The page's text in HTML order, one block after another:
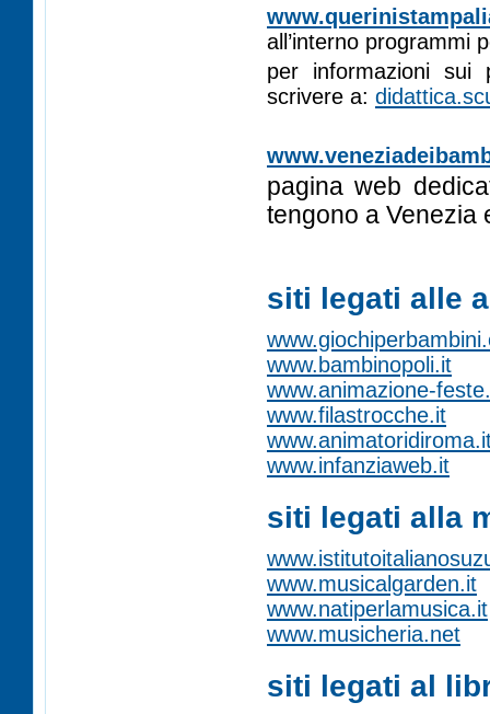
all’interno programmi
per informazioni sui
scrivere a:
pagina web
tengono a Venezia
siti legati alle
www.bambinopoli.it
www.animazione-
www.filastrocche.it
www.infanziaweb.it
siti legati alla
www.musicalgarden.it
www.natiperlamusica.it
www.musicheria.net
siti legati al